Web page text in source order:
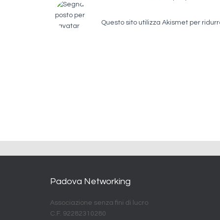
Questo sito utilizza Akismet per
Padova Networking
Associazione senza fini di lucro
C.F. 92282310280